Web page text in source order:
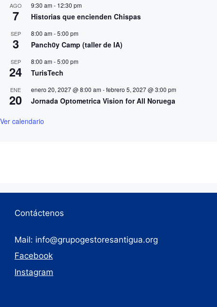
AGO
7
9:30 am- 12:30 pm
Historias que encienden Chispas
SEP
3
8:00 am-5:00 pm
Panch0y Camp (taller de IA)
SEP
24
8:00 am-5:00 pm
TurisTech
ENE
20
enero 20, 2027 @ 8:00 am-febrero 5, 2027 @ 3:00 pm
Jornada Optometrica Vision for All Noruega
Ver calendario
Contáctenos
Mail: info@grupogestoresantigua.org
Facebook
Instagram